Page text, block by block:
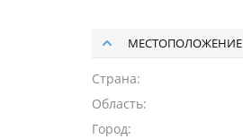
МЕСТОПОЛОЖЕНИЕ
Страна
Область
Город